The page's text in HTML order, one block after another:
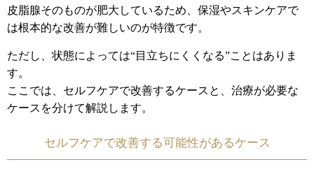
皮脂腺そのものが肥大しているため、保湿やスキンケアで
は根本的な改善が難しいのが特徴です。
ただし、状態によっては“目立ちにくくなる”ことはありま
す。
ここでは、セルフケアで改善するケースと、治療が必要な
ケースを分けて解説します。
セルフケアで改善する可能性があるケース